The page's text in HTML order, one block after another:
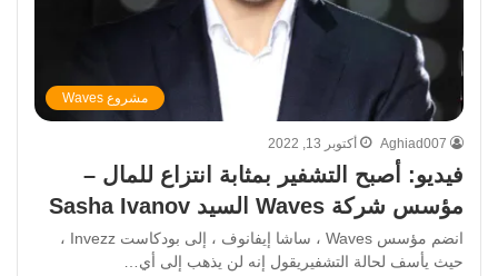
مشروع Waves
Aghiad007 أكتوبر 13, 2022
فيديو: أصبح التشفير بمثابة انتزاع للمال –
مؤسس شركة Waves السيد Sasha Ivanov
انضم مؤسس Waves ، ساشا إيفانوف ، إلى بودكاست Invezz ،
حيث يأسف لحالة التشفيريقول إنه لن يذهب إلى أي…